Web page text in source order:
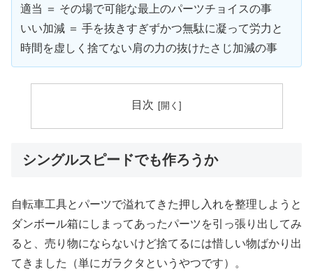
適当 ＝ その場で可能な最上のパーツチョイスの事
いい加減 ＝ 手を抜きすぎずかつ無駄に凝って労力と
時間を虚しく捨てない肩の力の抜けたさじ加減の事
目次
シングルスピードでも作ろうか
自転車工具とパーツで溢れてきた押し入れを整理しようと
ダンボール箱にしまってあったパーツを引っ張り出してみ
ると、売り物にならないけど捨てるには惜しい物ばかり出
てきました（単にガラクタというやつです）。